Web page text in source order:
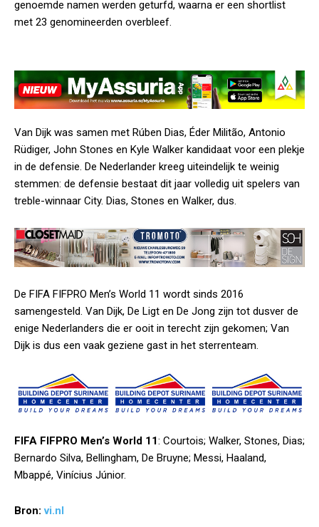
genoemde namen werden geturfd, waarna er een shortlist
met 23 genomineerden overbleef.
Van Dijk was samen met Rúben Dias, Éder Militão, Antonio
Rüdiger, John Stones en Kyle Walker kandidaat voor een plekje
in de defensie. De Nederlander kreeg uiteindelijk te weinig
stemmen: de defensie bestaat dit jaar volledig uit spelers van
treble-winnaar City. Dias, Stones en Walker, dus.
De FIFA FIFPRO Men’s World 11 wordt sinds 2016
samengesteld. Van Dijk, De Ligt en De Jong zijn tot dusver de
enige Nederlanders die er ooit in terecht zijn gekomen; Van
Dijk is dus een vaak geziene gast in het sterrenteam.
FIFA FIFPRO Men’s World 11: Courtois; Walker, Stones, Dias;
Bernardo Silva, Bellingham, De Bruyne; Messi, Haaland,
Mbappé, Vinícius Júnior.
Bron:vi.nl